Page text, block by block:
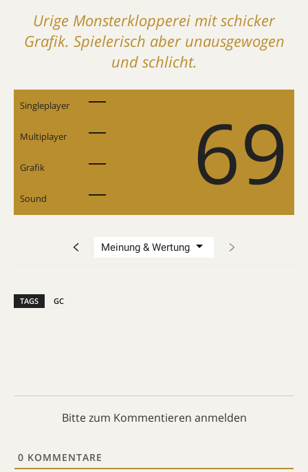
Urige Monsterklopperei mit schicker
Grafik. Spielerisch aber unausgewogen
und schlicht.
Singleplayer 69
Multiplayer
Grafik
Sound
TAGS GC
Bitte zum Kommentieren anmelden
0 KOMMENTARE